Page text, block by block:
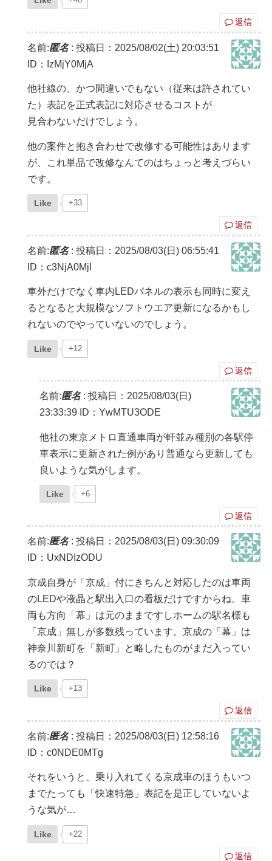
返信
名前:匿名: 投稿日：2025/08/02(土) 20:03:51
ID：IzMjY0MjA
他社線の、かつ間違いでもない（従来は許されてい
た）表記を正式表記に対応させるコストが
見合わないだけでしょう。
他の案件と抱き合わせで改修する可能性はあります
が、これ単品で改修なんてのはちょっと考えづらい
です。
Like +33
返信
名前:匿名: 投稿日：2025/08/03(日) 06:55:41
ID：c3NjA0MjI
車外だけでなく車内LEDパネルの表示も同時に変え
るとなると大規模なソフトウエア更新になるかもし
れないのでやっていないのでしょう。
Like +12
返信
名前:匿名: 投稿日：2025/08/03(日)
23:33:39 ID：YwMTU3ODE
他社の東京メトロ直通車両が軒並み種別の各駅停
車表示に更新された例があり普通なら更新しても
良いような気がします。
Like +6
返信
名前:匿名: 投稿日：2025/08/03(日) 09:30:09
ID：UxNDIzODU
京成自身が「京成」付にきちんと対応したのは車両
のLEDや液晶と駅出入口の看板だけですからね。車
両も方向「幕」は元のままですしホームの駅名標も
「京成」無しが多数残っています。京成の「幕」は
神奈川新町を「新町」と略したものがまだ入ってい
るのでは？
Like +13
返信
名前:匿名: 投稿日：2025/08/03(日) 12:58:16
ID：c0NDE0MTg
それをいうと、乗り入れてくる京成車のほうもいつ
までたっても「快速特急」表記を是正していないよ
うな気が…
Like +22
返信